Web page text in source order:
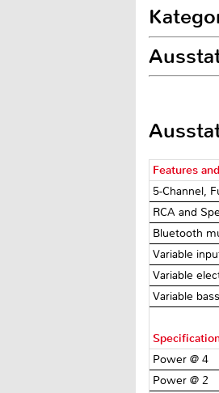
Features
5-Channel,
RCA and
Bluetooth
Variable
Variable
Variable
Power @ 4Ω
Power @ 2Ω